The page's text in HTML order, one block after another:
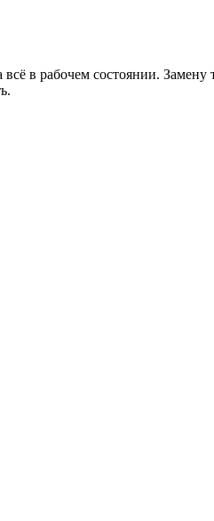
в рабочем состоянии.